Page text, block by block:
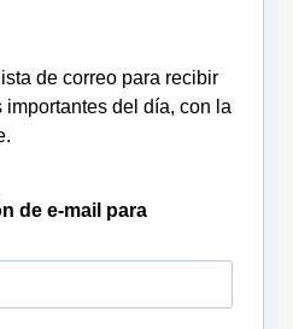
de correo para recibir
del día, con la
de e-mail para